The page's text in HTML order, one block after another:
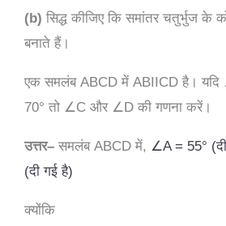
(b) सिद्ध कीजिए कि समांतर चतुर्भुज के
बनाते हैं।
एक समलंब ABCD में ABIICD है। यदि
70° तो ∠C और ∠D की गणना करें।
उत्तर– समलंबABCD में, ∠A = 55° (
(दीगई है)
क्योंकि